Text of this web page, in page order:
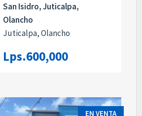
San Isidro, Juticalpa,
Olancho
Juticalpa, Olancho
Lps.600,000
EN VENTA